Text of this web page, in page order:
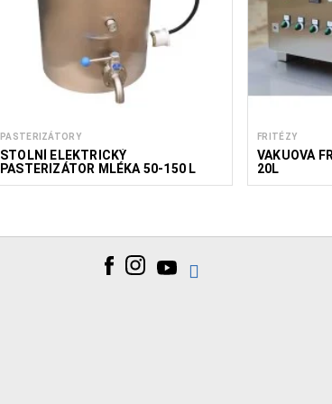
PASTERIZÁTORY
STOLNÍ ELEKTRICKÝ
PASTERIZÁTOR MLÉKA 50-150 L
FRITÉZY
VAKUOVÁ
20L